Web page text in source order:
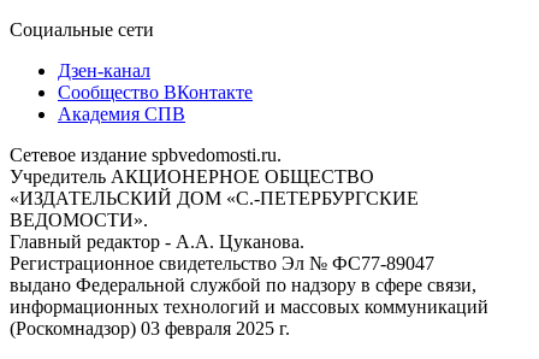
Социальные сети
Дзен-канал
Сообщество ВКонтакте
Академия СПВ
Сетевое издание spbvedomosti.ru.
Учредитель АКЦИОНЕРНОЕ ОБЩЕСТВО
«ИЗДАТЕЛЬСКИЙ ДОМ «С.-ПЕТЕРБУРГСКИЕ
ВЕДОМОСТИ».
Главный редактор - А.А. Цуканова.
Регистрационное свидетельство Эл № ФС77-89047
выдано Федеральной службой по надзору в сфере связи,
информационных технологий и массовых коммуникаций
(Роскомнадзор) 03 февраля 2025 г.